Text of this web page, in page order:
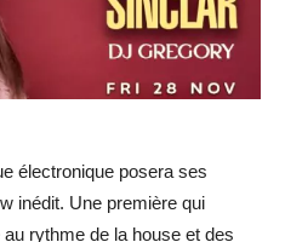
électronique posera ses
inédit. Une première qui
rythme de la house et des